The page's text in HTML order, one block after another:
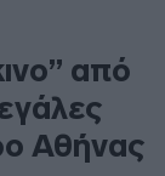
από
Αθήνας